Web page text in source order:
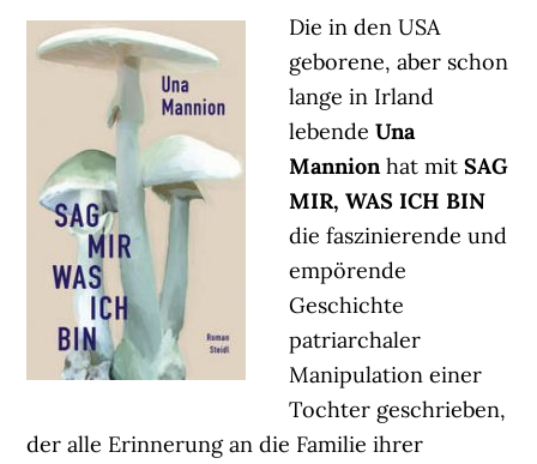
Die in den USA
geborene, aber schon
lange in Irland
lebendeUna
Mannionhat mitSAG
MIR, WAS ICH BIN
die faszinierende und
empörende
Geschichte
patriarchaler
Manipulation einer
Tochter geschrieben,
der alle Erinnerung an die Familie ihrer